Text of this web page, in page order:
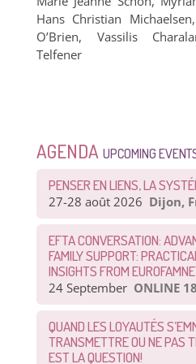
Hans Christian
O’Brien, Vassilis
Telfener
AGENDA UPCOMING
PENSER EN LIENS, LA
27-28 août 2026 Dijon,
EFTA CONVERSATION:
FAMILY SUPPORT:
INSIGHTS FROM
24 September ONLINE
QUAND LES LOYAUTÉS
TRANSMETTRE OU NE PAS
EST LA QUESTION!